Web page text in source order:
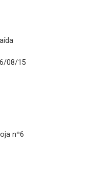
08/15
nº6